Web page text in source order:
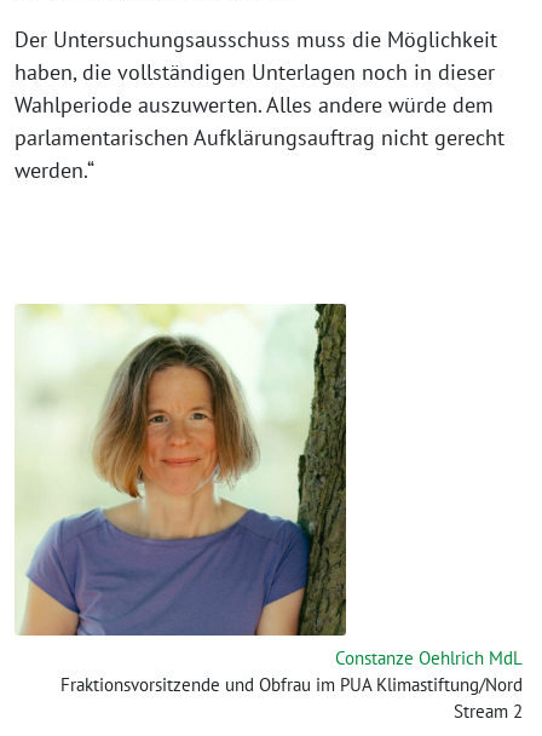
Der Untersuchungsausschuss muss die Möglichkeit
haben, die vollständigen Unterlagen noch in dieser
Wahlperiode auszuwerten. Alles andere würde dem
parlamentarischen Aufklärungsauftrag nicht gerecht
werden.“
Constanze Oehlrich MdL
Fraktionsvorsitzende und Obfrau im PUA Klimastiftung/Nord
Stream 2